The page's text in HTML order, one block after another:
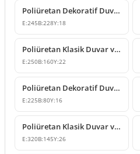
Poliüretan Dekoratif Duvar ve Mobilya Süsleme Modeli
E:245B:228Y:18
Poliüretan Klasik Duvar ve Mobilya Süsleme Modelleri
E:250B:160Y:22
Poliüretan Dekoratif Duvar ve Mobilya Süsleme Modelleri
E:225B:80Y:16
Poliüretan Klasik Duvar ve Mobilya Süsleme Modeli
E:320B:145Y:26